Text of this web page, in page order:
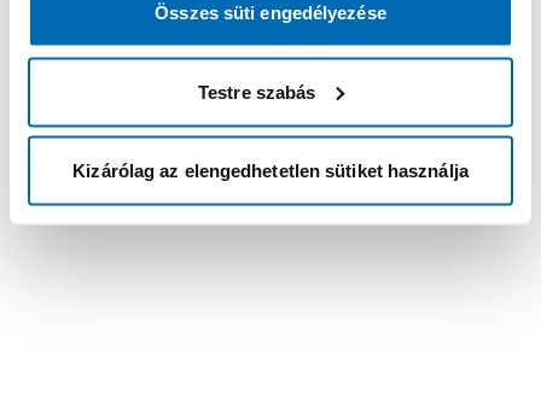
Összes süti engedélyezése
Testre szabás
Kizárólag az elengedhetetlen sütiket használja